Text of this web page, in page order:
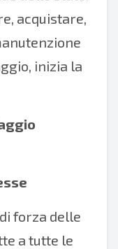
acquistare,
inizia la
forza delle
a tutte le